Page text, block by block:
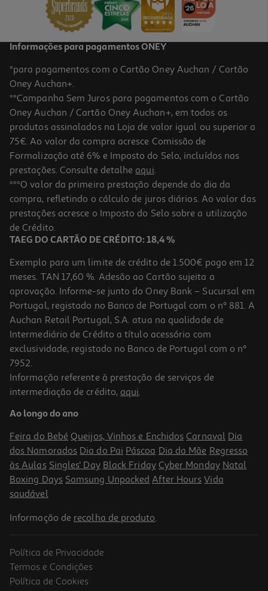
+0,10 € Depósito
Bebida Luso Fruta Melancia 1l (sdr)
1.58 €/Lt
1,58 €
Bebida Luso Fruta Frutos Vermelhos 4x1l (sdr)
1.58 €/Lt
6,32 €
+0,40 € Depósito
Informações para pagamentos ONEY
*para pagamentos com o Cartão Oney Auchan / Cartão
Oney Auchan+.
**Campanha Sem Juros para pagamentos com o Cartão
Oney Auchan / Cartão Oney Auchan+, em todos os
produtos assinalados na Loja de valor igual ou superior a
75€. Ao valor da compra acresce Comissão de
Formalização até 6% e Imposto do Selo, incluídos nas
prestações. Consulte detalhe aqui.
***O valor da primeira prestação depende do dia da
compra, refletindo o cálculo de juros diários. Ao valor das
prestações acresce o Imposto do Selo sobre a utilização
de Crédito.
TAEG DO CARTÃO DE CRÉDITO: 18,4 %
Exemplo para um limite de crédito de 1.500€ pago em 12
meses. TAN 17,60 %. Adesão ao Cartão sujeita a
aprovação. Informe-se junto do Oney Bank – Sucursal em
Portugal, registado no Banco de Portugal com o nº 881. A
Auchan Retail Portugal, S.A. atua na qualidade de
Intermediário de Crédito a título acessório com
exclusividade, registado no Banco de Portugal com o nº
7952.
Informação referente à prestação de serviços de
intermediação de crédito, aqui.
Ao longo do ano
Feira do Bebé Queijos, Vinhos e Enchidos Carnaval Dia
dos Namorados Dia do Pai Páscoa Dia da Mãe Regresso
às Aulas Singles' Day Black Friday Cyber Monday Natal
Boxing Days Samsung Unpacked After Hours Vida
saudável
Informação de recolha de produto.
Política de Privacidade
Termos e Condições
Política de Cookies